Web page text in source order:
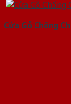
Cửa Gỗ Chống